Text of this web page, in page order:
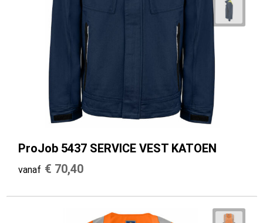
ProJob 5437 SERVICE VEST KATOEN
vanaf € 70,40